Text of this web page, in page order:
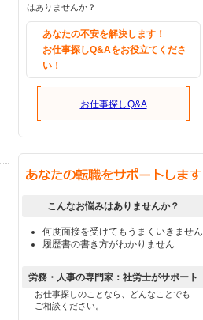
はありませんか？
あなたの不安を解決します！
お仕事探しQ&Aをお役立てくださ
い！
お仕事探しQ&A
こんなお悩みはありませんか？
何度面接を受けてもうまくいきません
履歴書の書き方がわかりません
労務・人事の専門家：社労士がサポート
お仕事探しのことなら、どんなことでも
ご相談ください。